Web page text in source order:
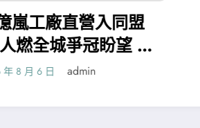
“瞰”見查包養行情墨脫
云海_中國網
2026 年 8 月 6 日